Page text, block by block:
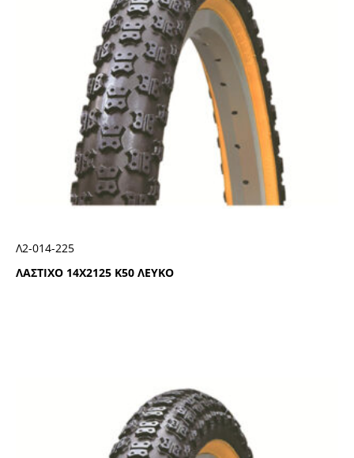
ΛΑΣΤΙΧΟ 14Χ2125 Κ50 ΛΕΥΚΟ
Λ2-014-225